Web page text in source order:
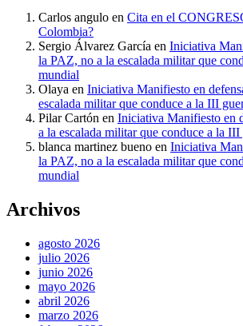
Carlos angulo en Cita en el
Colombia?
Sergio Álvarez García en Iniciativa
la PAZ, no a la escalada militar que
mundial
Olaya en Iniciativa Manifiesto en
escalada militar que conduce a la III
Pilar Cartón en Iniciativa Manifiesto en
a la escalada militar que conduce a la
blanca martinez bueno en Iniciativa
la PAZ, no a la escalada militar que
mundial
Archivos
agosto 2026
julio 2026
junio 2026
mayo 2026
abril 2026
marzo 2026